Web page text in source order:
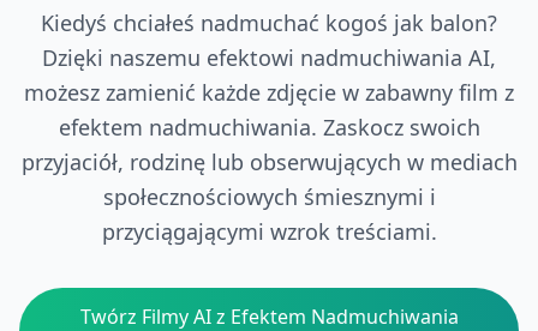
Kiedyś chciałeś nadmuchać kogoś jak balon?
Dzięki naszemu efektowi nadmuchiwania AI,
możesz zamienić każde zdjęcie w zabawny film z
efektem nadmuchiwania. Zaskocz swoich
przyjaciół, rodzinę lub obserwujących w mediach
społecznościowych śmiesznymi i
przyciągającymi wzrok treściami.
Twórz Filmy AI z Efektem Nadmuchiwania